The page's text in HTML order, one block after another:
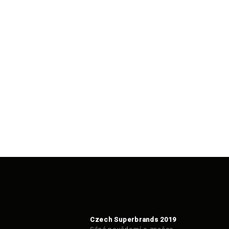
Czech Superbrands 2019